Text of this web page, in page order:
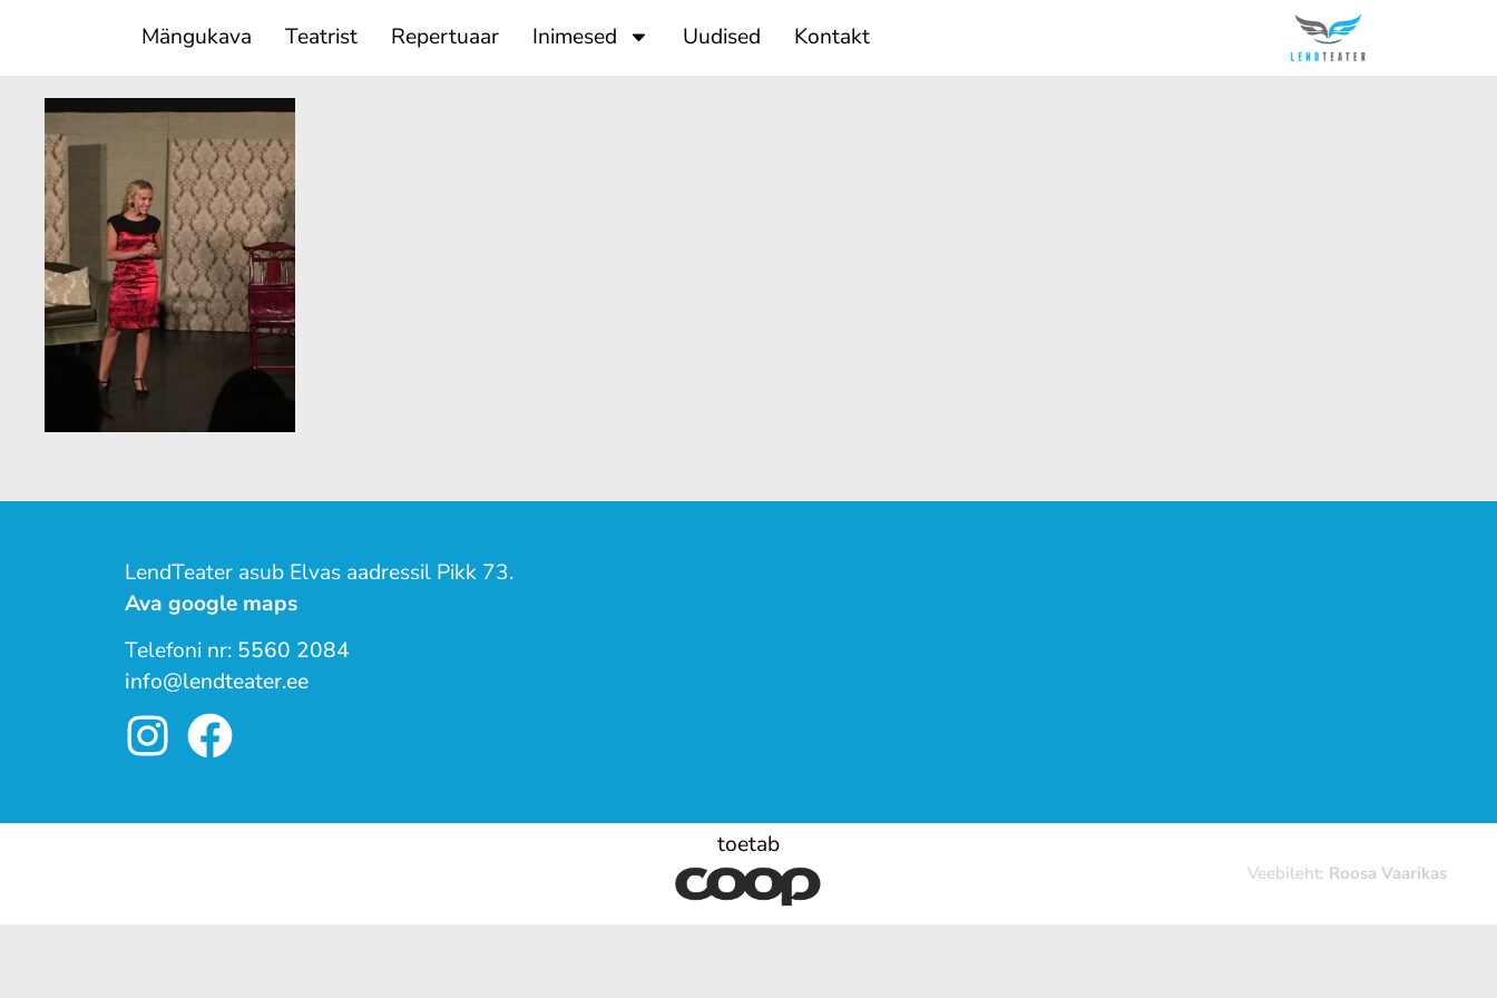
Mängukava Teatrist Repertuaar Inimesed Uudised Kontakt
LendTeater asub Elvas aadressil Pikk 73.
Ava google maps
Telefoni nr: 5560 2084
info@lendteater.ee
toetab
Veebileht: Roosa Vaarikas